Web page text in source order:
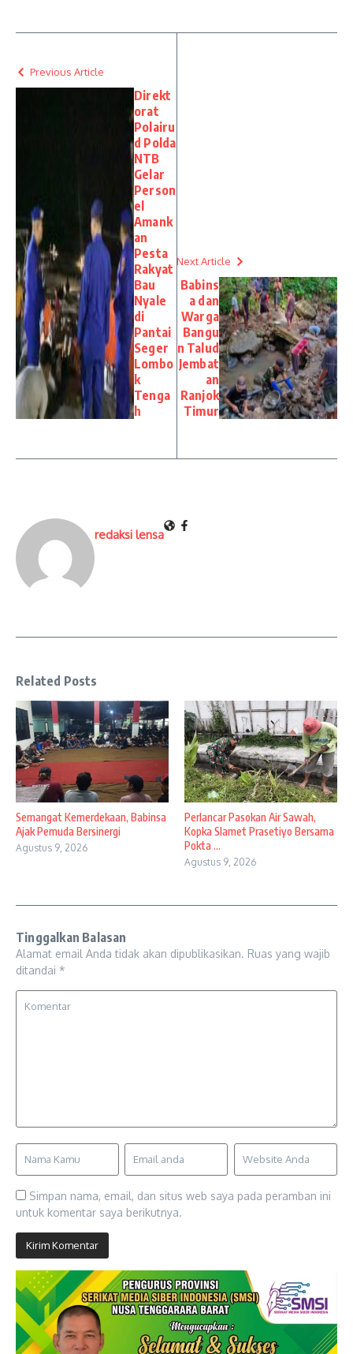
Previous Article
Direkt
orat
Polairu
d Polda
NTB
Gelar
Person
el
Amank
an
Pesta
Rakyat
Bau
Nyale
di
Pantai
Seger
Lombo
k
Tenga
h
Next Article
Babins
a dan
Warga
Bangu
n Talud
Jembat
an
Ranjok
Timur
redaksi lensa
Related Posts
Semangat Kemerdekaan, Babinsa
Ajak Pemuda Bersinergi
Agustus 9, 2026
Perlancar Pasokan Air Sawah,
Kopka Slamet Prasetiyo Bersama
Pokta ...
Agustus 9, 2026
Tinggalkan Balasan
Alamat email Anda tidak akan dipublikasikan. Ruas yang wajib
ditandai *
Simpan nama, email, dan situs web saya pada peramban ini
untuk komentar saya berikutnya.